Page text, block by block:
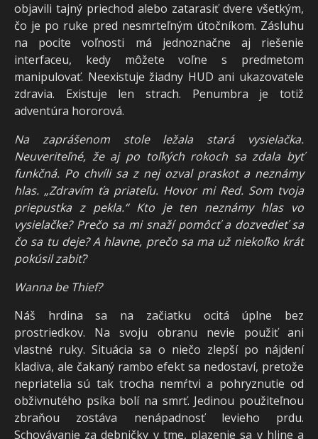
objavili tajný priechod alebo zatarasiť dvere všetkým,
čo je po ruke pred nesmrteľným útočníkom. Zásluhu
na pocite voľnosti má jednoznačne aj riešenie
interfaceu, kedy môžete voľne s predmetom
manipulovať. Neexistuje žiadny HUD ani ukazovatele
zdravia. Existuje len strach. Penumbra je totiž
adventúra hororová.
Na zaprášenom stole ležala stará vysielačka.
Neuveriteľné, že aj po toľkých rokoch sa zdala byť
funkčná. Po chvíli sa z nej ozval praskot a neznámy
hlas. „Zdravím ťa priateľu. Hovor mi Red. Som tvoja
priepustka z pekla.“ Kto je ten neznámy hlas vo
vysielačke? Prečo sa mi snaží pomôcť a dozvedieť sa
čo sa tu deje? A hlavne, prečo sa ma už niekoľko krát
pokúsil zabiť?
Wanna be Thief?
Náš hrdina sa na začiatku ocitá úplne bez
prostriedkov. Na svoju obranu nevie použiť ani
vlastné ruky. Situácia sa o niečo zlepší po nájdení
kladiva, ale čakaný rambo efekt sa nedostaví, pretože
nepriatelia sú tak trocha nemŕtvi a pohryznutie od
obživnutého psíka bolí na smrť. Jedinou použiteľnou
zbraňou zostáva nenápadnosť levieho prdu.
Schovávanie za debničky v tme, plazenie sa v hline a